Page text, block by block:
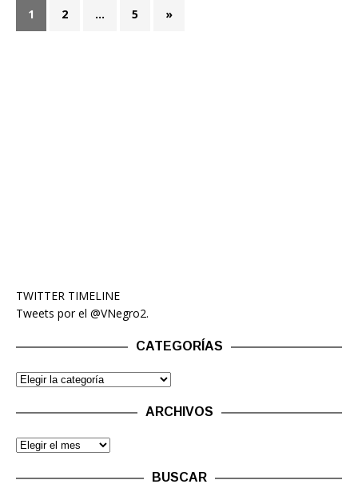
1 2 … 5 »
TWITTER TIMELINE
Tweets por el @VNegro2.
CATEGORÍAS
ARCHIVOS
BUSCAR